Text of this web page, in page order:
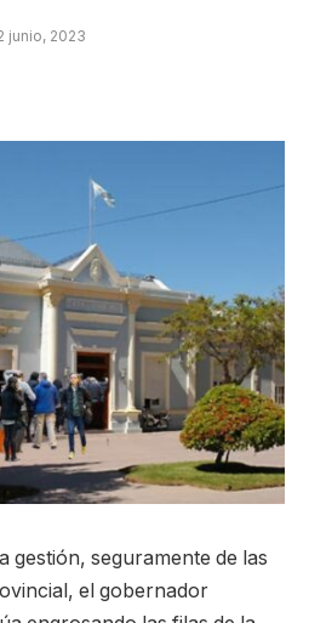
junio, 2023
gestión, seguramente de las
el gobernador